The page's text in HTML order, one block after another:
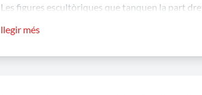
Les figures escultòriques que tanquen la part
Teresianes l’escultura de Sant Enric d’Ossó,
llegir més